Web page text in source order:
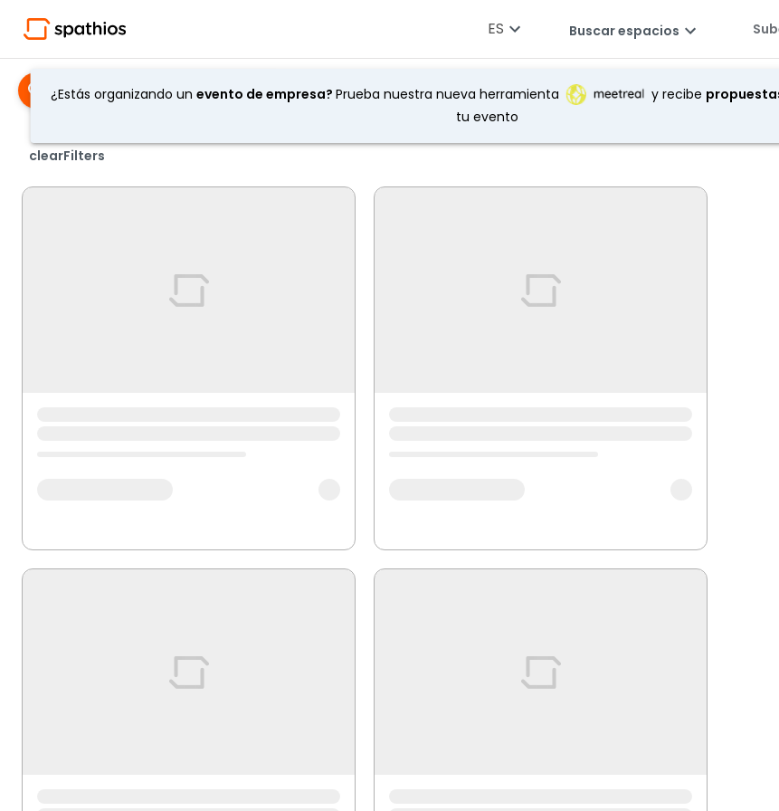
¿Estás organizando un evento de empresa? Prueba nuestra nueva herramienta y recibe
tu evento
ES Buscar espacios
Reunión ·Barcelona, Spain Fecha y Hora Asistentes Comodidades Precio Hora
clearFilters